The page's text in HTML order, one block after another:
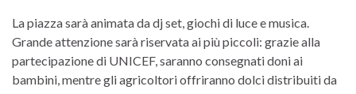
La piazza sarà animata da dj set, giochi di luce e musica.
Grande attenzione sarà riservata ai più piccoli: grazie alla
partecipazione di UNICEF, saranno consegnati doni ai
bambini, mentre gli agricoltori offriranno dolci distribuiti da